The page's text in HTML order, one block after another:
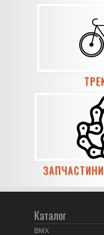
Каталог
BMX